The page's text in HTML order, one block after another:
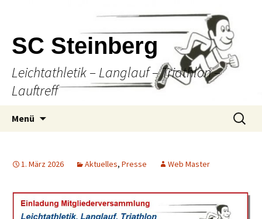
SC Steinberg
Leichtathletik – Langlauf – Triathlon –
Lauftreff
Menü
Suche
nach:
1. März 2026 Aktuelles, Presse Web Master